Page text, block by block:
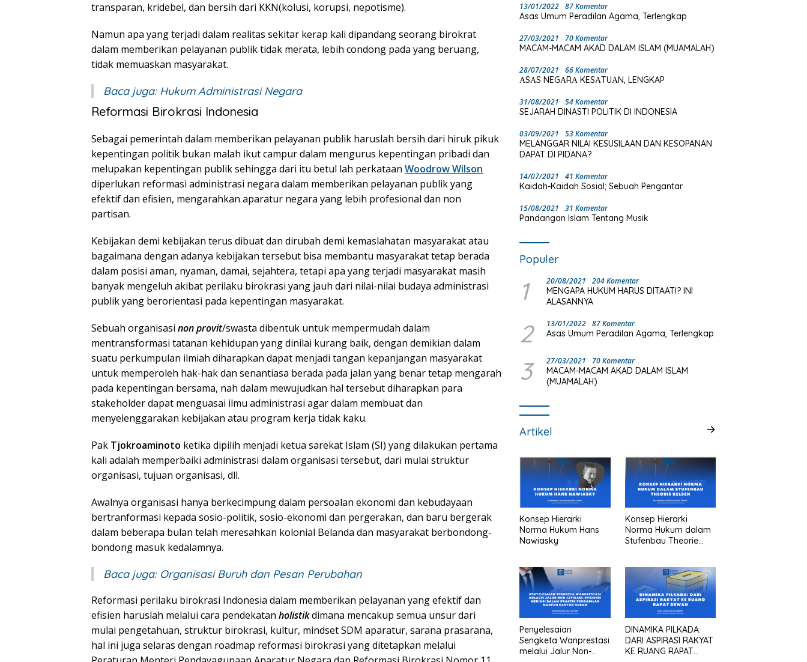
transparan, kridebel, dan bersih dari KKN(kolusi, korupsi, nepotisme).
Namun apa yang terjadi dalam realitas sekitar kerap kali dipandang seorang birokrat
dalam memberikan pelayanan publik tidak merata, lebih condong pada yang beruang,
tidak memuaskan masyarakat.
Baca juga: Hukum Administrasi Negara
Reformasi Birokrasi Indonesia
Sebagai pemerintah dalam memberikan pelayanan publik haruslah bersih dari hiruk pikuk
kepentingan politik bukan malah ikut campur dalam mengurus kepentingan pribadi dan
melupakan kepentingan publik sehingga dari itu betul lah perkataan Woodrow Wilson
diperlukan reformasi administrasi negara dalam memberikan pelayanan publik yang
efektif dan efisien, mengarahkan aparatur negara yang lebih profesional dan non
partisan.
Kebijakan demi kebijakan terus dibuat dan dirubah demi kemaslahatan masyarakat atau
bagaimana dengan adanya kebijakan tersebut bisa membantu masyarakat tetap berada
dalam posisi aman, nyaman, damai, sejahtera, tetapi apa yang terjadi masyarakat masih
banyak mengeluh akibat perilaku birokrasi yang jauh dari nilai-nilai budaya administrasi
publik yang berorientasi pada kepentingan masyarakat.
Sebuah organisasi non provit/swasta dibentuk untuk mempermudah dalam
mentransformasi tatanan kehidupan yang dinilai kurang baik, dengan demikian dalam
suatu perkumpulan ilmiah diharapkan dapat menjadi tangan kepanjangan masyarakat
untuk memperoleh hak-hak dan senantiasa berada pada jalan yang benar tetap mengarah
pada kepentingan bersama, nah dalam mewujudkan hal tersebut diharapkan para
stakeholder dapat menguasai ilmu administrasi agar dalam membuat dan
menyelenggarakan kebijakan atau program kerja tidak kaku.
Pak Tjokroaminoto ketika dipilih menjadi ketua sarekat Islam (SI) yang dilakukan pertama
kali adalah memperbaiki administrasi dalam organisasi tersebut, dari mulai struktur
organisasi, tujuan organisasi, dll.
Awalnya organisasi hanya berkecimpung dalam persoalan ekonomi dan kebudayaan
bertranformasi kepada sosio-politik, sosio-ekonomi dan pergerakan, dan baru bergerak
dalam beberapa bulan telah meresahkan kolonial Belanda dan masyarakat berbondong-
bondong masuk kedalamnya.
Baca juga: Organisasi Buruh dan Pesan Perubahan
Reformasi perilaku birokrasi Indonesia dalam memberikan pelayanan yang efektif dan
efisien haruslah melalui cara pendekatan holistikdimana mencakup semua unsur dari
mulai pengetahuan, struktur birokrasi, kultur, mindset SDM aparatur, sarana prasarana,
hal ini juga selaras dengan roadmap reformasi birokrasi yang ditetapkan melalui
13/01/2022 87 Komentar
Asas Umum Peradilan Agama, Terlengkap
27/03/2021 70 Komentar
MACAM-MACAM AKAD DALAM ISLAM (MUAMALAH)
28/07/2021 66 Komentar
ΑSΑS NEGΑRΑ KESΑTUΑN, LENGKAP
31/08/2021 54 Komentar
SEJARAH DINASTI POLITIK DI INDONESIA
03/09/2021 53 Komentar
MELANGGAR NILAI KESUSILAAN DAN KESOPANAN
DAPAT DI PIDANA?
14/07/2021 41 Komentar
Kaidah-Kaidah Sosial; Sebuah Pengantar
15/08/2021 31 Komentar
Pandangan Islam Tentang Musik
Populer
1 20/08/2021 204 Komentar
MENGAPA HUKUM HARUS DITAATI? INI
ALASANNYA
2 13/01/2022 87 Komentar
Asas Umum Peradilan Agama, Terlengkap
3 27/03/2021 70 Komentar
MACAM-MACAM AKAD DALAM ISLAM
(MUAMALAH)
Artikel
Konsep Hierarki
Norma Hukum Hans
Nawiasky
Konsep Hierarki
Norma Hukum dalam
Stufenbau Theorie
Penyelesaian
Sengketa Wanprestasi
melalui Jalur Non-
DINAMIKA PILKADA:
DARI ASPIRASI RAKYAT
KE RUANG RAPAT